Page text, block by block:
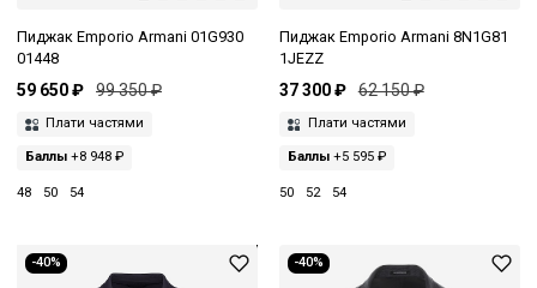
Пиджак Emporio Armani 01G930
01448
59 650 ₽ 99 350 ₽
Плати частями
Баллы +8 948 ₽
48 50 54
Пиджак Emporio Armani 8N1G81
1JEZZ
37 300 ₽ 62 150 ₽
Плати частями
Баллы+5 595 ₽
50 52 54
-40% -40%